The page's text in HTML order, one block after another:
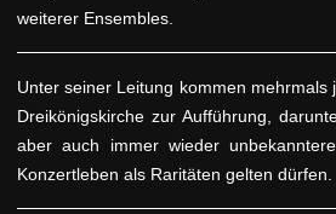
weiterer Ensembles.
Unter seiner Leitung kommen
Dreikönigskirche zur Aufführung,
aber auch immer wieder
Konzertleben als Raritäten gelten dürfen.